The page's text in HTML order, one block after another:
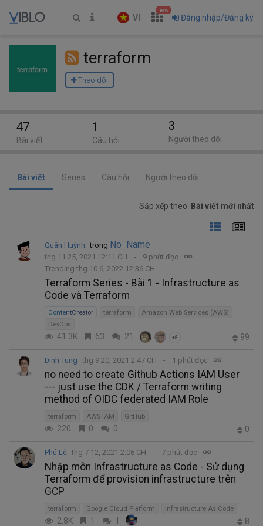
VI
new
Đăng nhập/Đăng ký
terraform
Theo dõi
Bài viết Series Câu hỏi Người theo dõi
Sắp xếp theo: Bài viết mới nhất
Quân Huỳnh trong No Name
thg 11 25, 2021 12:11 CH
9 phút đọc
Trending thg 10 6, 2022 12:36 CH
Terraform Series - Bài 1 - Infrastructure as
Code và Terraform
ContentCreator terraform
Amazon Web Services (AWS)
DevOps
41.3K 63 21 +8 99
Dinh Tung thg 9 20, 2021 2:47 CH 1 phút đọc
no need to create Github Actions IAM User
--- just use the CDK / Terraform writing
method of OIDC federated IAM Role
terraform AWS IAM GitHub
220 0 0 0
Phú Lê thg 7 12, 2021 2:06 CH 7 phút đọc
Nhập môn Infrastructure as Code - Sử dụng
Terraform để provision infrastructure trên
GCP
terraform Google Cloud Platform Infrastructure As Code
2.8K 1 1 8
47
Bài viết
1
Câu hỏi
3
Người theo dõi